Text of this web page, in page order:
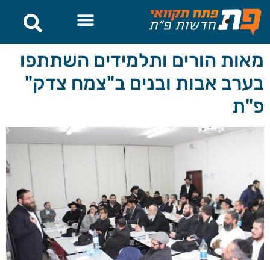
לתוכן
מאות הורים ותלמידים השתתפו
בערב אבות ובנים ב"צמח צדק"
פ"ת